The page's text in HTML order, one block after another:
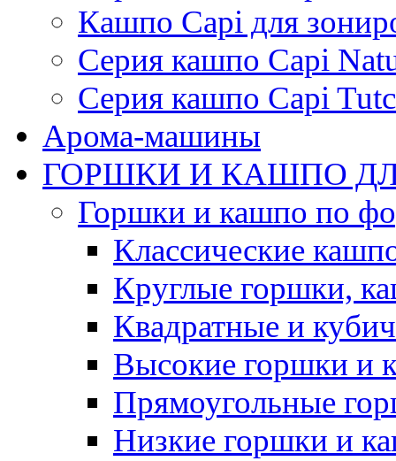
Кашпо Capi для
Серия кашпо Capi
Серия кашпо Capi
Арома-машины
ГОРШКИ И КАШПО
Горшки и кашпо по
Классические
Круглые горшки,
Квадратные и
Высокие горшки и
Прямоугольные
Низкие горшки и